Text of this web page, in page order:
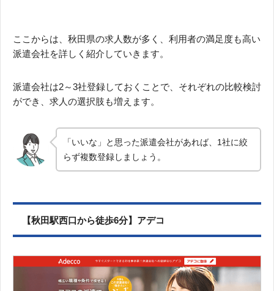
ここからは、秋田県の求人数が多く、利用者の満足度も高い
派遣会社を詳しく紹介していきます。
派遣会社は2～3社登録しておくことで、それぞれの比較検討
ができ、求人の選択肢も増えます。
「いいな」と思った派遣会社があれば、1社に絞
らず複数登録しましょう。
【秋田駅西口から徒歩6分】アデコ